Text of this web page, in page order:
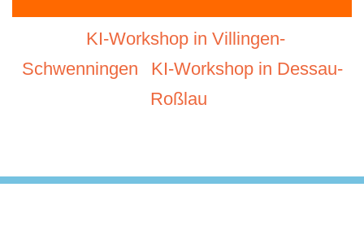
KI-Workshop in Villingen-
Schwenningen
KI-Workshop in Dessau-
Roßlau